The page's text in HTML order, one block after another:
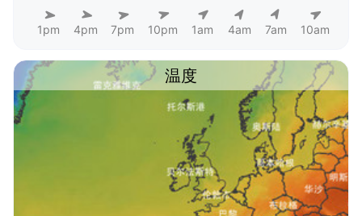
1pm 4pm 7pm 10pm 1am 4am 7am 10am
温度